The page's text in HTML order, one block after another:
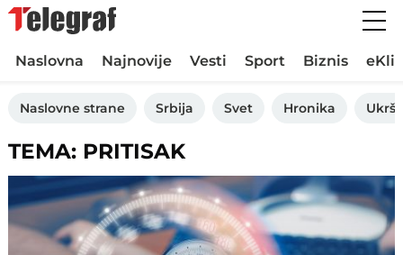
Naslovna Najnovije Vesti Sport Biznis
Naslovne strane Srbija Svet Hronika
TEMA: PRITISAK